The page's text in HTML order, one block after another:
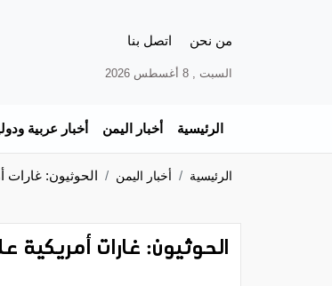
من نحن اتصل بنا
السبت , 8 أغسطس 2026
الرئيسية أخبار اليمن أخبار عربية
الرئيسية أخبار اليمن الحوثيون:
الحوثيون: غارات